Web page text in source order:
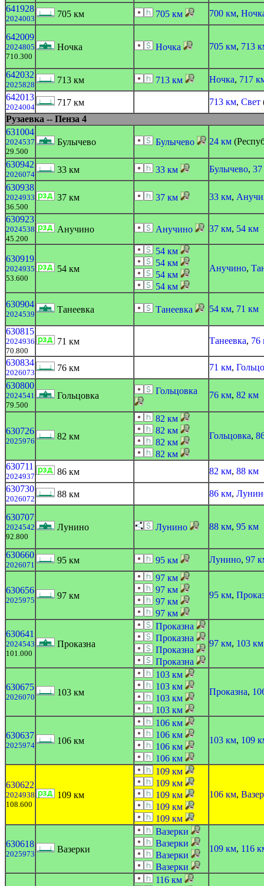
641928
2024003 705 км 705 км 700 км,
642009
2024805
710.300
Ночка Ночка 705 км, 713
642032
2025828 713 км 713 км Ночка, 717
642013
2024004 717 км 713 км, Свет
Рузаевка -- Пенза 4
631004
2024537
29.500
Булычево Булычево 24 км
630942
2026074 33 км 33 км Булычево,
630938
2024933
36.500
37 км 37 км 33 км,
630923
2024538
45.200
Анучино Анучино 37 км, 54 км
630919
2024935
53.600
54 км
54 км
54 км
54 км
54 км
Анучино,
630904
2024539 Танеевка Танеевка 54 км, 71 км
630815
2024936
70.800
71 км Танеевка, 76
630834
2026073 76 км 71 км,
630800
2024541
79.500
Гольцовка Гольцовка 76 км, 82 км
630726
2025976 82 км
82 км
82 км
82 км
82 км
Гольцовка,
630711
2024937 86 км 82 км, 88 км
630730
2026072 88 км 86 км,
630707
2024542
92.800
Лунино Лунино 88 км, 95 км
630660
2026071 95 км 95 км Лунино, 97
630656
2025975 97 км
97 км
97 км
97 км
97 км
95 км,
630641
2024543
101.000
Проказна
Проказна
Проказна
Проказна
Проказна
97 км, 103 км
630675
2026070 103 км
103 км
103 км
103 км
103 км
Проказна,
630637
2025974 106 км
106 км
106 км
106 км
106 км
103 км, 109
630622
2024938
108.600
109 км
109 км
109 км
109 км
109 км
109 км
106 км,
630618
2025973 Вазерки
Вазерки
Вазерки
Вазерки
Вазерки
109 км, 116
116 км